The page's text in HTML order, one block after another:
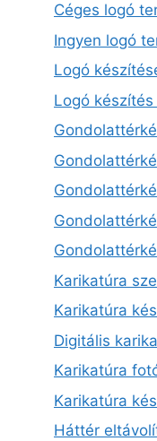
Céges logó
Ingyen logó
Logó
Logó készítés
Karikatúra
Karikatúra
Digitális
Karikatúra
Karikatúra
Háttér